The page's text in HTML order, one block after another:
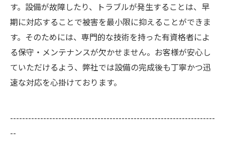
す。設備が故障したり、トラブルが発生することは、早
期に対応することで被害を最小限に抑えることができま
す。そのためには、専門的な技術を持った有資格者によ
る保守・メンテナンスが欠かせません。お客様が安心し
ていただけるよう、弊社では設備の完成後も丁寧かつ迅
速な対応を心掛けております。
--------------------------------------------------------------------
--